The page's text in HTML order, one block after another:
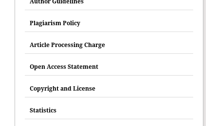
Plagiarism Policy
Article Processing Charge
Open Access Statement
Copyright and License
Statistics